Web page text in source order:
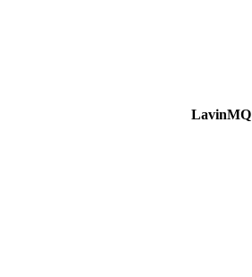
LavinMQ